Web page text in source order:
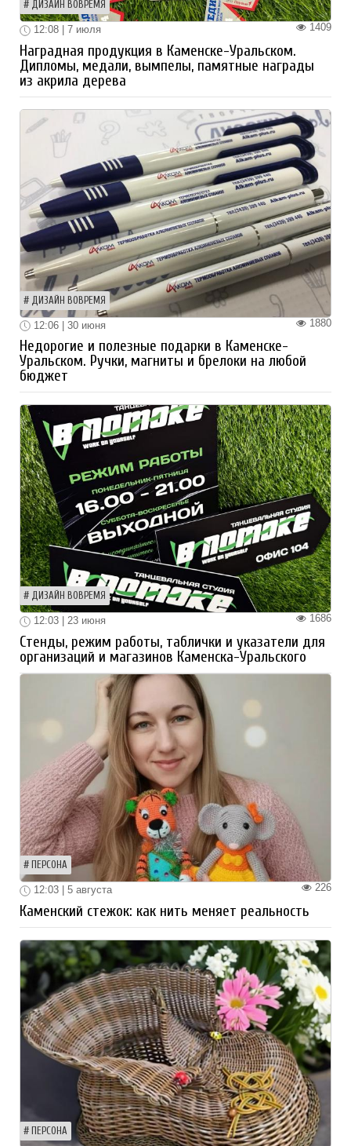
ДИЗАЙН ВОВРЕМЯ
1409
12:08 | 7 июля
Наградная продукция в Каменске-Уральском.
Дипломы, медали, вымпелы, памятные награды
из акрила дерева
ДИЗАЙН ВОВРЕМЯ
1880
12:06 | 30 июня
Недорогие и полезные подарки в Каменске-
Уральском. Ручки, магниты и брелоки на любой
бюджет
ДИЗАЙН ВОВРЕМЯ
1686
12:03 | 23 июня
Стенды, режим работы, таблички и указатели для
организаций и магазинов Каменска-Уральского
ПЕРСОНА
226
12:03 | 5 августа
Каменский стежок: как нить меняет реальность
ПЕРСОНА